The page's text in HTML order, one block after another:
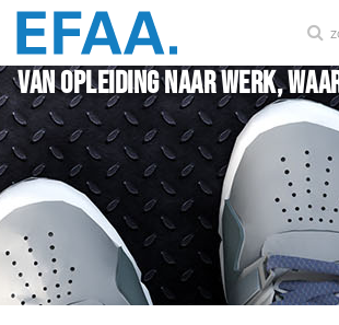
Van opleiding naar werk,